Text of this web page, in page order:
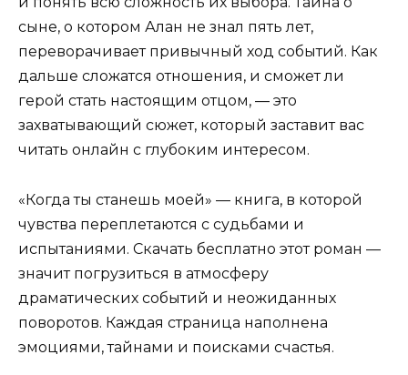
сыне, о котором Алан не знал пять лет,
переворачивает привычный ход событий. Как
дальше сложатся отношения, и сможет ли
герой стать настоящим отцом, — это
захватывающий сюжет, который заставит вас
читать онлайн с глубоким интересом.
«Когда ты станешь моей» — книга, в которой
чувства переплетаются с судьбами и
испытаниями. Скачать бесплатно этот роман —
значит погрузиться в атмосферу
драматических событий и неожиданных
поворотов. Каждая страница наполнена
эмоциями, тайнами и поисками счастья.